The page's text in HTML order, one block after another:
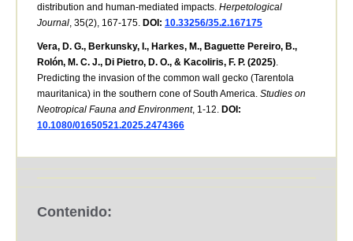
distribution and human-mediated impacts. Herpetological
Journal, 35(2), 167-175. DOI: 10.33256/35.2.167175
Vera, D. G., Berkunsky, I., Harkes, M., Baguette Pereiro, B.,
Rolón, M. C. J., Di Pietro, D. O., & Kacoliris, F. P. (2025).
Predicting the invasion of the common wall gecko (Tarentola
mauritanica) in the southern cone of South America. Studies on
Neotropical Fauna and Environment, 1-12. DOI:
10.1080/01650521.2025.2474366
Contenido: